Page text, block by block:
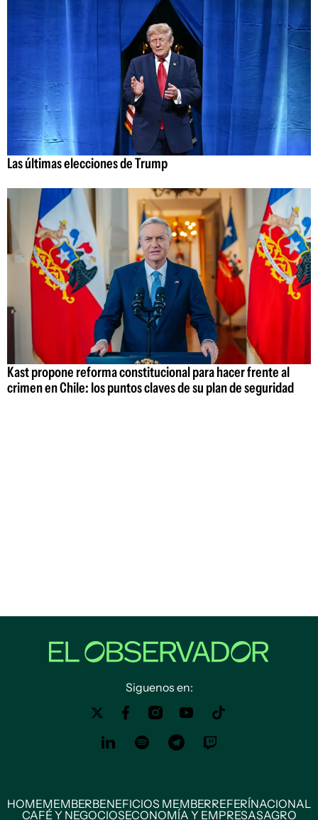
Las últimas elecciones de Trump
Kast propone reforma constitucional para hacer frente al
crimen en Chile: los puntos claves de su plan de seguridad
Siguenos en:
HOMEMEMBERBENEFICIOS MEMBERREFERÍNACIONAL
CAFÉ Y NEGOCIOSECONOMÍA Y EMPRESASAGRO